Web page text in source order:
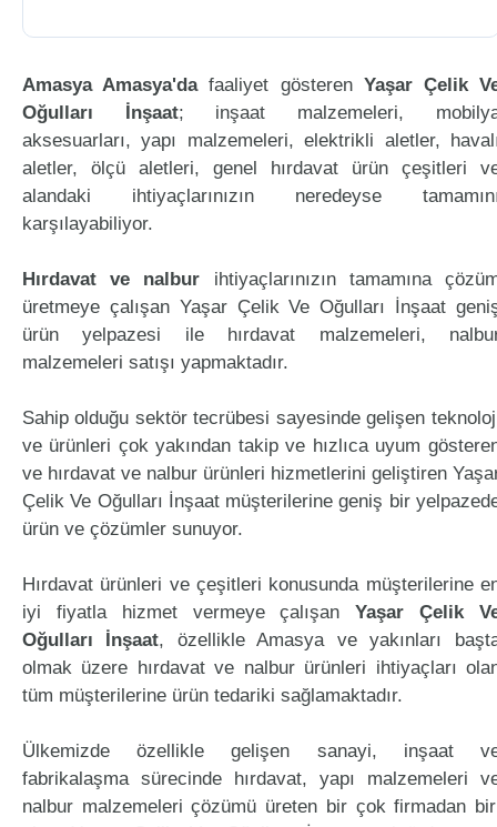
Amasya Amasya'dafaaliyet gösteren Yaşar Çelik
Oğulları İnşaat; inşaat malzemeleri,
aksesuarları, yapı malzemeleri, elektrikli aletler,
aletler, ölçü aletleri, genel hırdavat ürün çeşitleri
alandaki ihtiyaçlarınızın neredeyse
karşılayabiliyor.
Hırdavat ve nalbur ihtiyaçlarınızın tamamına
üretmeye çalışan Yaşar Çelik Ve Oğulları İnşaat
ürün yelpazesi ile hırdavat malzemeleri,
malzemeleri satışı yapmaktadır.
Sahip olduğu sektör tecrübesi sayesinde gelişen
ve ürünleri çok yakından takip ve hızlıca uyum
ve hırdavat ve nalbur ürünleri hizmetlerini geliştiren
Çelik Ve Oğulları İnşaat müşterilerine geniş bir
ürün ve çözümler sunuyor.
Hırdavat ürünleri ve çeşitleri konusunda müşterilerine
iyi fiyatla hizmet vermeye çalışanYaşar Çelik
Oğulları İnşaat, özellikle Amasya ve yakınları
olmak üzere hırdavat ve nalbur ürünleri ihtiyaçları
tüm müşterilerine ürün tedariki sağlamaktadır.
Ülkemizde özellikle gelişen sanayi, inşaat
fabrikalaşma sürecinde hırdavat, yapı malzemeleri
nalbur malzemeleri çözümü üreten bir çok firmadan